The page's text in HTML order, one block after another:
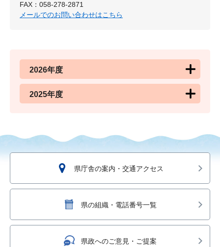
FAX：058-278-2871
メールでのお問い合わせはこちら
2026年度
2025年度
県庁舎の案内・交通アクセス
県の組織・電話番号一覧
県政へのご意見・ご提案